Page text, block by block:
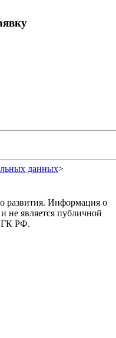
данных>
развития. Информация о
не является публичной
ГК РФ.